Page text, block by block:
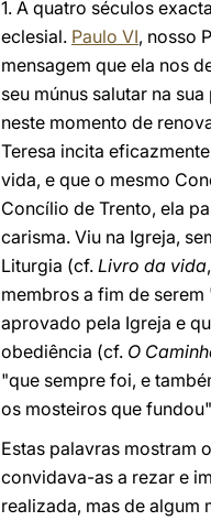
1. A quatro séculos
eclesial. Paulo VI, nosso
mensagem que ela nos
seu múnus salutar na
neste momento de
Teresa incita
vida, e que o mesmo
Concílio de Trento, ela
carisma. Viu na Igreja,
Liturgia (cf. Livro da vida
membros a fim de
aprovado pela Igreja e
obediência (cf. O
"que sempre foi, e
os mosteiros que
Estas palavras mostram
convidava-as a rezar e
realizada, mas de algum